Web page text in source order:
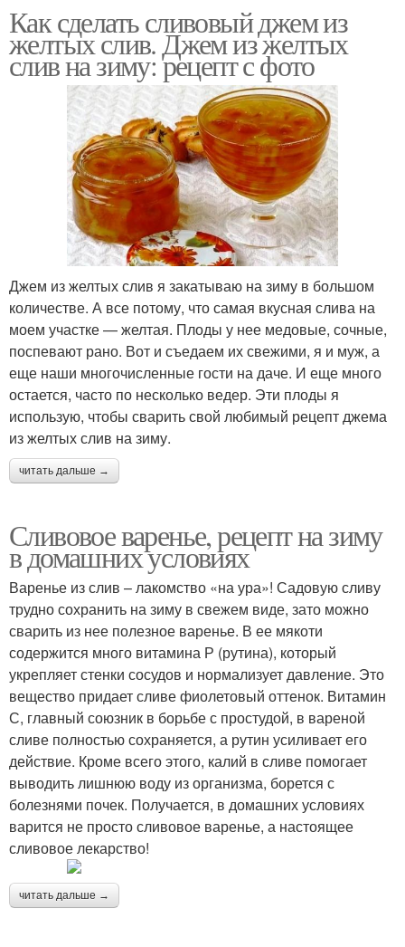
Как сделать сливовый джем из
желтых слив. Джем из желтых
слив на зиму: рецепт с фото
Джем из желтых слив я закатываю на зиму в большом
количестве. А все потому, что самая вкусная слива на
моем участке — желтая. Плоды у нее медовые, сочные,
поспевают рано. Вот и съедаем их свежими, я и муж, а
еще наши многочисленные гости на даче. И еще много
остается, часто по несколько ведер. Эти плоды я
использую, чтобы сварить свой любимый рецепт джема
из желтых слив на зиму.
читать дальше →
Сливовое варенье, рецепт на зиму
в домашних условиях
Варенье из слив – лакомство «на ура»! Садовую сливу
трудно сохранить на зиму в свежем виде, зато можно
сварить из нее полезное варенье. В ее мякоти
содержится много витамина Р (рутина), который
укрепляет стенки сосудов и нормализует давление. Это
вещество придает сливе фиолетовый оттенок. Витамин
С, главный союзник в борьбе с простудой, в вареной
сливе полностью сохраняется, а рутин усиливает его
действие. Кроме всего этого, калий в сливе помогает
выводить лишнюю воду из организма, борется с
болезнями почек. Получается, в домашних условиях
варится не просто сливовое варенье, а настоящее
сливовое лекарство!
читать дальше →